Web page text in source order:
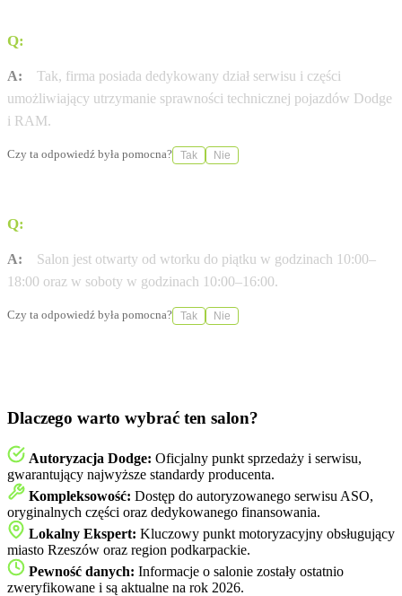
Q:
A:
Tak, firma posiada dedykowany dział serwisu i części
umożliwiający utrzymanie sprawności technicznej pojazdów Dodge
i RAM.
Czy ta odpowiedź była pomocna? Tak Nie
Q:
A:
Salon jest otwarty od wtorku do piątku w godzinach 10:00–
18:00 oraz w soboty w godzinach 10:00–16:00.
Czy ta odpowiedź była pomocna? Tak Nie
Dlaczego warto wybrać ten salon?
Autoryzacja Dodge: Oficjalny punkt sprzedaży i serwisu,
gwarantujący najwyższe standardy producenta.
Kompleksowość: Dostęp do autoryzowanego serwisu ASO,
oryginalnych części oraz dedykowanego finansowania.
Lokalny Ekspert: Kluczowy punkt motoryzacyjny obsługujący
miasto Rzeszów oraz region podkarpackie.
Pewność danych: Informacje o salonie zostały ostatnio
zweryfikowane i są aktualne na rok 2026.